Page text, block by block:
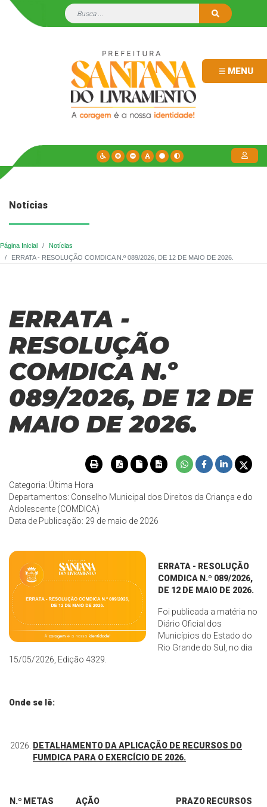
MENU
Notícias
Página Inicial
Notícias
ERRATA - RESOLUÇÃO COMDICA N.º 089/2026, DE 12 DE MAIO DE 2026.
ERRATA -
RESOLUÇÃO
COMDICA N.º
089/2026, DE 12 DE
MAIO DE 2026.
Categoria: Última Hora
Departamentos: Conselho Municipal dos Direitos da Criança e do
Adolescente (COMDICA)
Data de Publicação: 29 de maio de 2026
ERRATA - RESOLUÇÃO
COMDICA N.º 089/2026,
DE 12 DE MAIO DE 2026.
Foi publicada a matéria no
Diário Oficial dos
Municípios do Estado do
Rio Grande do Sul, no dia
15/05/2026, Edição 4329.
Onde se lê:
DETALHAMENTO DA APLICAÇÃO DE RECURSOS DO
FUMDICA PARA O EXERCÍCIO DE 2026.
N.º METAS AÇÃO PRAZO RECURSOS